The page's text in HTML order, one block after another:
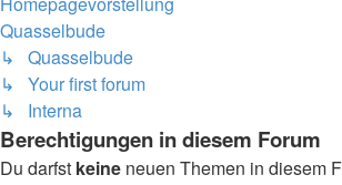
Quasselbude
↳ Quasselbude
↳ Your first forum
↳ Interna
Berechtigungen in diesem Forum
Du darfst keine neuen Themen in diesem